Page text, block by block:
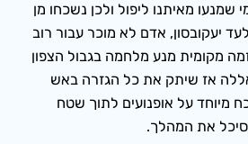
שמנעו מאיתנו ליפול ולכן נשכחו מן
יעקובסון, אדם לא מוכר עבור רוב
מקומית מנע מלחמה בגבול הצפון
2005. חזבאללה אז שיתק את כל הגזרה באש
מיוחד על אופנועים לתוך שטח
את המהלך.